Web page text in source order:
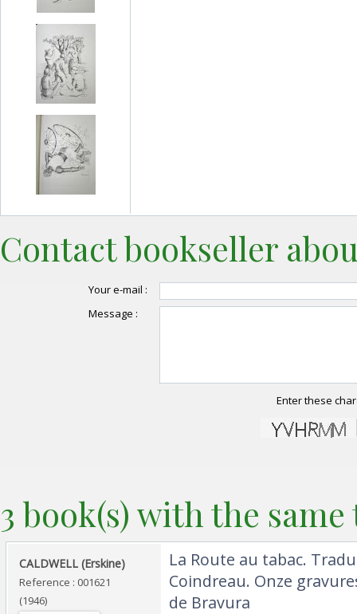
Contact bookseller
Your e-mail :
Message :
Enter these
3 book(s) with the
‎CALDWELL (Erskine)‎
Reference : 001621
(1946)
‎La Route au tabac.
Coindreau. Onze
de Bravura‎